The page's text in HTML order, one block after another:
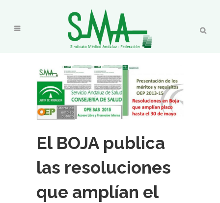
El BOJA publica
las resoluciones
que amplían el